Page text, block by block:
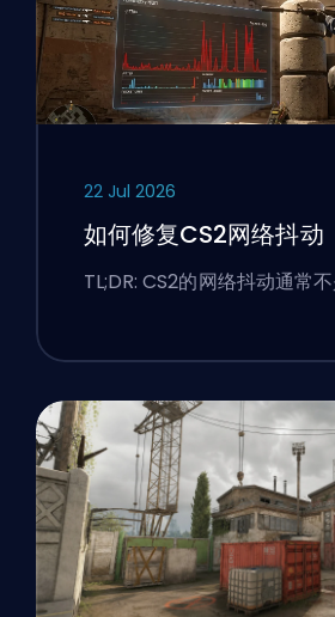
22 Jul 2026
如何修复CS2网络抖动
TL;DR: CS2的网络抖动通常